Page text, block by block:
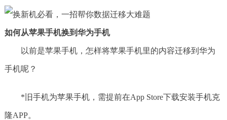
如何从苹果手机换到华为手机
以前是苹果手机，怎样将苹果手机里的内容迁移到华为
手机呢？
*旧手机为苹果手机，需提前在App Store下载安装手机克
隆APP。